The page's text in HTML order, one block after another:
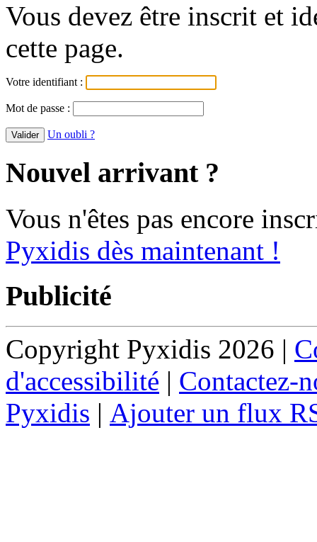
Vous devez être inscrit et
cette page.
Votre identifiant :
Mot de passe :
Un oubli ?
Nouvel arrivant ?
Vous n'êtes pas encore
Pyxidis dès maintenant !
Publicité
Copyright Pyxidis 2026 |
d'accessibilité | Contactez-
Pyxidis | Ajouter un flux